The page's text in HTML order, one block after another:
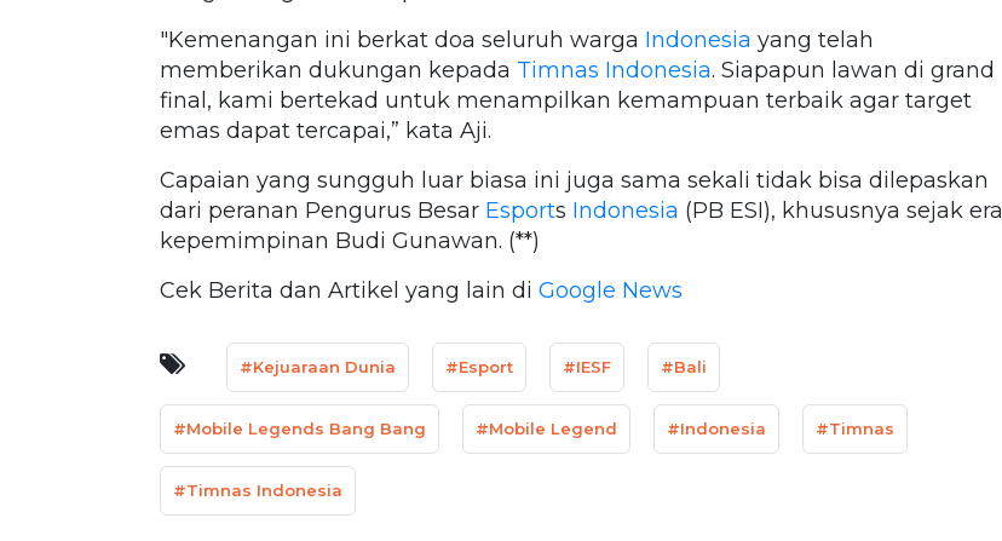
"Kemenangan ini berkat doa seluruh warga Indonesia yang telah
memberikan dukungan kepada Timnas Indonesia. Siapapun lawan di grand
final, kami bertekad untuk menampilkan kemampuan terbaik agar target
emas dapat tercapai,” kata Aji.
Capaian yang sungguh luar biasa ini juga sama sekali tidak bisa dilepaskan
dari peranan Pengurus Besar Esports Indonesia (PB ESI), khususnya sejak era
kepemimpinan Budi Gunawan. (**)
Cek Berita dan Artikel yang lain di Google News
#Kejuaraan Dunia #Esport #IESF #Bali
#Mobile Legends Bang Bang #Mobile Legend #Indonesia #Timnas
#Timnas Indonesia